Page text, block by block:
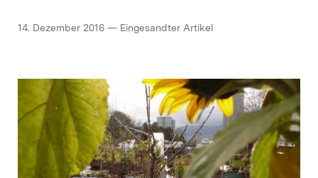
14. Dezember 2016 — Eingesandter Artikel